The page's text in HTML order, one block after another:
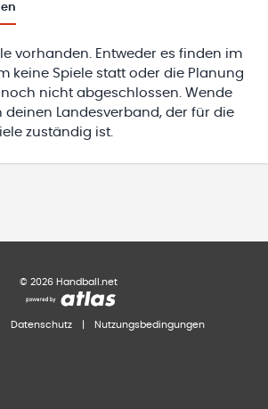
vorhanden. Entweder es finden im
keine Spiele statt oder die Planung
nicht abgeschlossen. Wende
deinen Landesverband, der für die
zuständig ist.
© 2026 Handball.net
Datenschutz Nutzungsbedingungen